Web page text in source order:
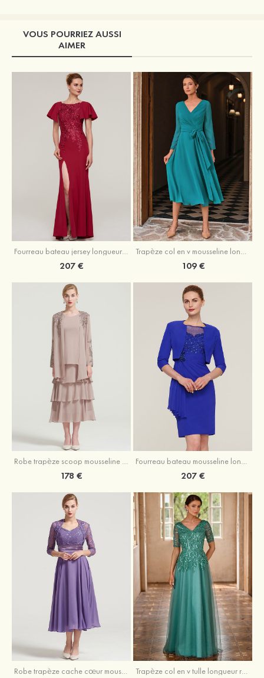
VOUS POURRIEZ AUSSI
AIMER
207 € 109 €
Robe trapèze scoop mousseline longueur mollet robe de mère de la mariée avec appliqué volants veste
178 €
Fourreau bateau mousseline longueur genou robe de mère de la mariée avec appliqué perle plissé veste
207 €
Robe trapèze cache cœur mousseline longueur mollet robe de mère de la mariée avec plissé veste Trapèze col en v tulle longueur ras du sol robe de mère de la mariée avec perles paillettes